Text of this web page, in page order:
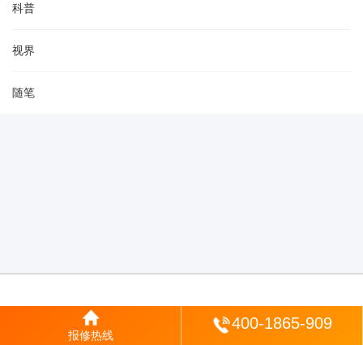
科普
视界
随笔
报修热线
400-1865-909